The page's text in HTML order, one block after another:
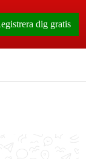
dig gratis